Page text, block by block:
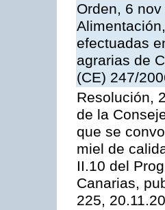
Orden, 6
efectuadas
agrarias de
(CE) 247/
Resolución,
de la
que se
miel de
II.10 del
Canarias,
225,